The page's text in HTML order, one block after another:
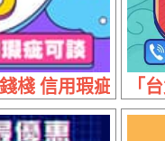
棧 信用瑕疵可談
「